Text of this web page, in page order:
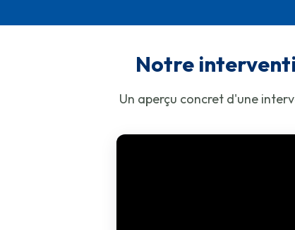
Notre
Un aperçu concret d'une